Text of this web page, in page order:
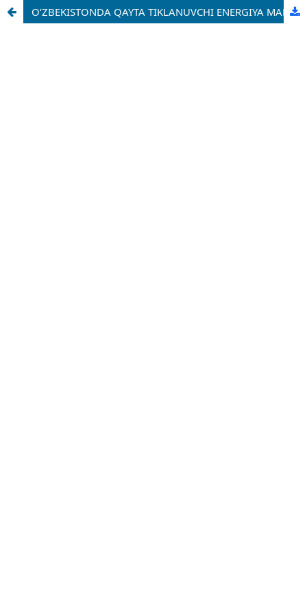
O‘ZBEKISTONDA QAYTA TIKLANUVCHI ENERGIYA MANBALARINING RIVOJLANISH ISTIQBOLLARINI EKONOMETRIK PROGNOZLASH